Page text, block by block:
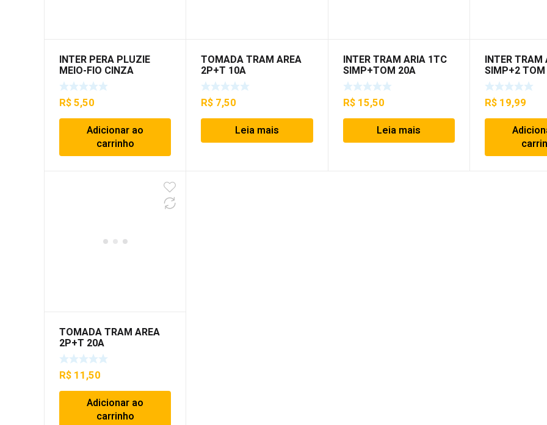
INTER PERA PLUZIE
MEIO-FIO CINZA
R$5,50
Adicionar ao
carrinho
TOMADA TRAM AREA
2P+T 10A
R$ 7,50
Leia mais
INTER TRAM ARIA 1TC
SIMP+TOM 20A
R$15,50
Leia mais
INTER TRAM
SIMP+2
R$19,99
TOMADA TRAM AREA
2P+T 20A
R$ 11,50
Adicionar ao
carrinho